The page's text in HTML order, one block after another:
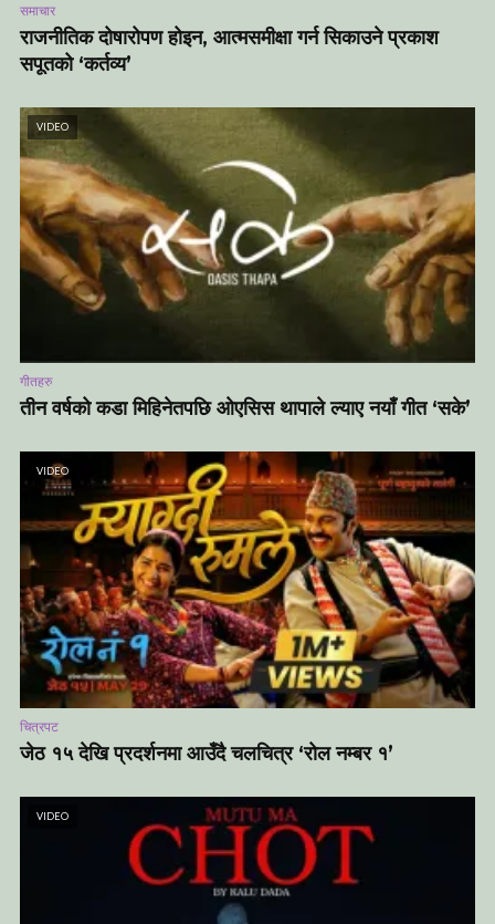
समाचार
राजनीतिक दोषारोपण होइन, आत्मसमीक्षा गर्न सिकाउने प्रकाश
सपूतको ‘कर्तव्य’
VIDEO
गीतहरु
तीन वर्षको कडा मिहिनेतपछि ओएसिस थापाले ल्याए नयाँ गीत ‘सके’
VIDEO
चित्रपट
जेठ १५ देखि प्रदर्शनमा आउँदै चलचित्र ‘रोल नम्बर १’
VIDEO